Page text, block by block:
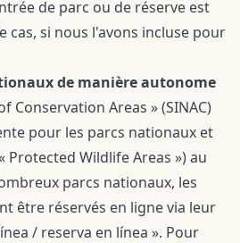
de parc ou de réserve est
cas, si nous l'avons incluse pour
de manière autonome
Conservation Areas » (SINAC)
pour les parcs nationaux et
Protected Wildlife Areas ») au
parcs nationaux, les
être réservés en ligne via leur
/ reserva en línea ». Pour